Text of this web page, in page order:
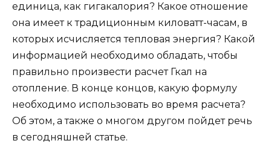
единица, как гигакалория? Какое отношение
она имеет к традиционным киловатт-часам, в
которых исчисляется тепловая энергия? Какой
информацией необходимо обладать, чтобы
правильно произвести расчет Гкал на
отопление. В конце концов, какую формулу
необходимо использовать во время расчета?
Об этом, а также о многом другом пойдет речь
в сегодняшней статье.